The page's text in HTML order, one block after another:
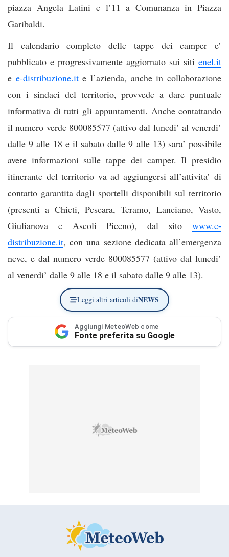
piazza Angela Latini e l’11 a Comunanza in Piazza
Garibaldi.
Il calendario completo delle tappe dei camper e’
pubblicato e progressivamente aggiornato sui siti enel.it
e e-distribuzione.ite l’azienda, anche in collaborazione
con i sindaci del territorio, provvede a dare puntuale
informativa di tutti gli appuntamenti. Anche contattando
il numero verde 800085577 (attivo dal lunedi’ al venerdi’
dalle 9 alle 18 e il sabato dalle 9 alle 13) sara’ possibile
avere informazioni sulle tappe dei camper. Il presidio
itinerante del territorio va ad aggiungersi all’attivita’ di
contatto garantita dagli sportelli disponibili sul territorio
(presenti a Chieti, Pescara, Teramo, Lanciano, Vasto,
Giulianova e Ascoli Piceno), dal sito www.e-
distribuzione.it, con una sezione dedicata all’emergenza
neve, e dal numero verde 800085577 (attivo dal lunedi’
al venerdi’ dalle 9 alle 18 e il sabato dalle 9 alle 13).
Leggi altri articoli diNEWS
Aggiungi MeteoWeb come
Fonte preferita su Google